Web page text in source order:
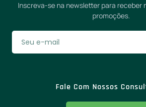
Inscreva-se na newsletter para receber
promoções.
Fale Com Nossos